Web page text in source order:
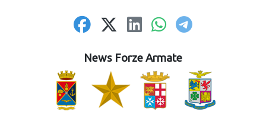
News Forze Armate